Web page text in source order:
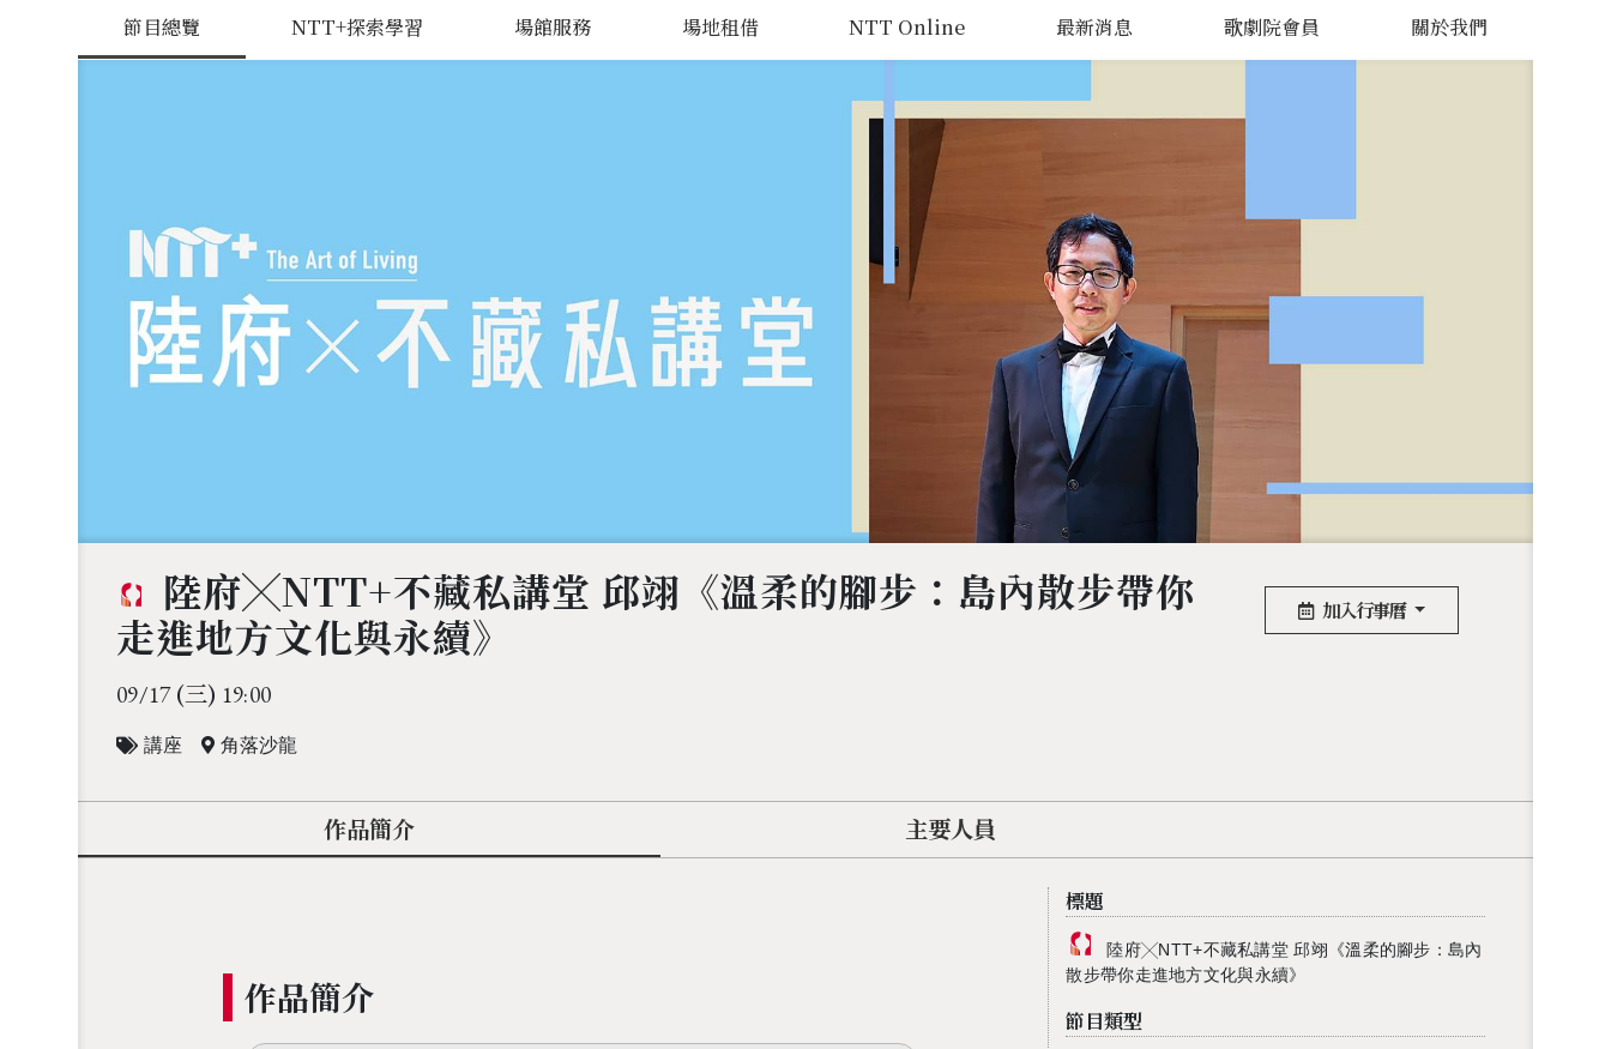
節目總覽 NTT+探索學習 場館服務 場地租借 NTT Online 最新消息 歌劇院會員 關於我們
陸府╳NTT+不藏私講堂 邱翊《溫柔的腳步：島內散步帶你
走進地方文化與永續》
09/17 (三) 19:00
講座 角落沙龍
加入行事曆
作品簡介 主要人員
作品簡介
標題
陸府╳NTT+不藏私講堂 邱翊《溫柔的腳步：島內
散步帶你走進地方文化與永續》
節目類型